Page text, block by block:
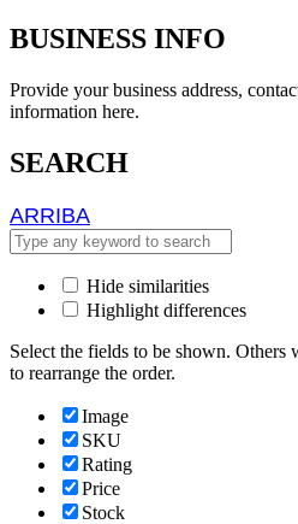
BUSINESS INFO
Provide your business address,
information here.
SEARCH
ARRIBA
Hide similarities
Highlight differences
Select the fields to be shown.
to rearrange the order.
Image
SKU
Rating
Price
Stock